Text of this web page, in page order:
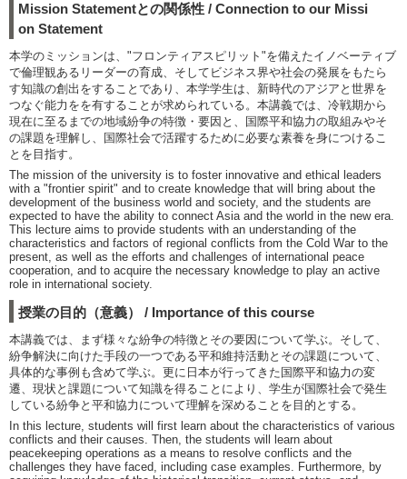
Mission Statementとの関係性 / Connection to our Missi
on Statement
本学のミッションは、"フロンティアスピリット"を備えたイノベーティブ
で倫理観あるリーダーの育成、そしてビジネス界や社会の発展をもたら
す知識の創出をすることであり、本学学⽣は、新時代のアジアと世界を
つなぐ能⼒をを有することが求められている。本講義では、冷戦期から
現在に至るまでの地域紛争の特徴・要因と、国際平和協力の取組みやそ
の課題を理解し、国際社会で活躍するために必要な素養を身につけるこ
とを⽬指す。
The mission of the university is to foster innovative and ethical leaders
with a "frontier spirit" and to create knowledge that will bring about the
development of the business world and society, and the students are
expected to have the ability to connect Asia and the world in the new era.
This lecture aims to provide students with an understanding of the
characteristics and factors of regional conflicts from the Cold War to the
present, as well as the efforts and challenges of international peace
cooperation, and to acquire the necessary knowledge to play an active
role in international society.
授業の目的（意義） / Importance of this course
本講義では、まず様々な紛争の特徴とその要因について学ぶ。そして、
紛争解決に向けた手段の一つである平和維持活動とその課題について、
具体的な事例も含めて学ぶ。更に日本が行ってきた国際平和協力の変
遷、現状と課題について知識を得ることにより、学⽣が国際社会で発生
している紛争と平和協力について理解を深めることを目的とする。
In this lecture, students will first learn about the characteristics of various
conflicts and their causes. Then, the students will learn about
peacekeeping operations as a means to resolve conflicts and the
challenges they have faced, including case examples. Furthermore, by